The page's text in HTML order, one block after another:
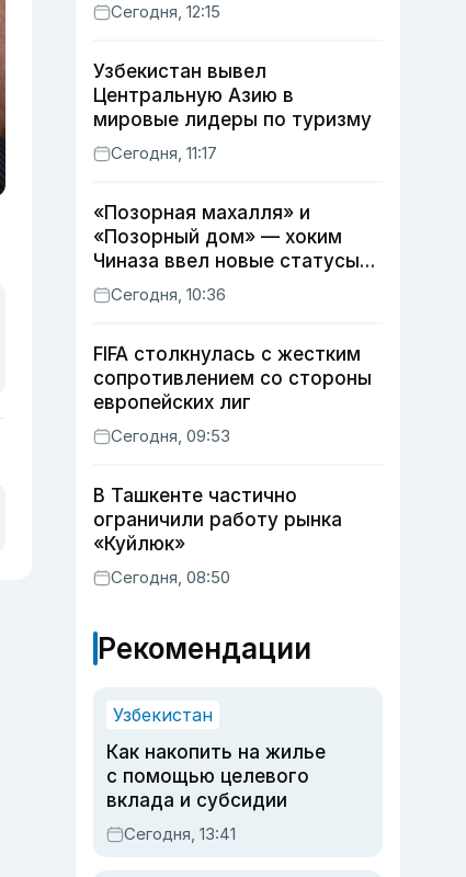
Сегодня, 12:15
Узбекистан вывел
Центральную Азию в
мировые лидеры по туризму
Сегодня, 11:17
«Позорная махалля» и
«Позорный дом» — хоким
Чиназа ввел новые статусы
для неблагоустроенных
территорий
Сегодня, 10:36
FIFA столкнулась с жестким
сопротивлением со стороны
европейских лиг
Сегодня, 09:53
В Ташкенте частично
ограничили работу рынка
«Куйлюк»
Сегодня, 08:50
Рекомендации
Узбекистан
Как накопить на жилье
с помощью целевого
вклада и субсидии
Сегодня, 13:41